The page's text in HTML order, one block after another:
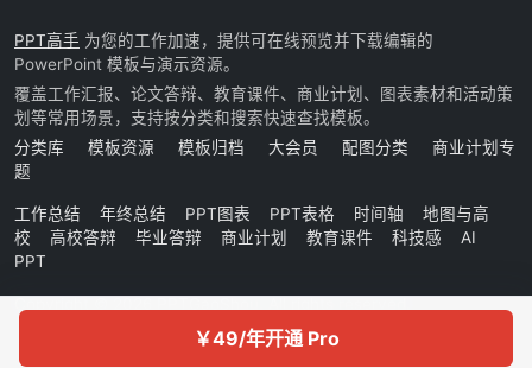
￥49/年开通 Pro
PPT高手 为您的工作加速，提供可在线预览并下载编辑的
PowerPoint 模板与演示资源。
覆盖工作汇报、论文答辩、教育课件、商业计划、图表素材和活动策
划等常用场景，支持按分类和搜索快速查找模板。
分类库
模板资源 模板归档 大会员 配图分类
商业计划专
题
工作总结 年终总结 PPT图表 PPT表格 时间轴
地图与高
校
高校答辩 毕业答辩 商业计划 教育课件 科技感
AI
PPT